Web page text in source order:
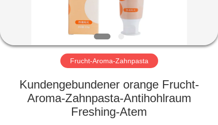
ÜBER
UNS
FABRIK-
AUSFLUG
Frucht-Aroma-Zahnpasta
Kundengebundener orange Frucht-
Aroma-Zahnpasta-Antihohlraum
Freshing-Atem